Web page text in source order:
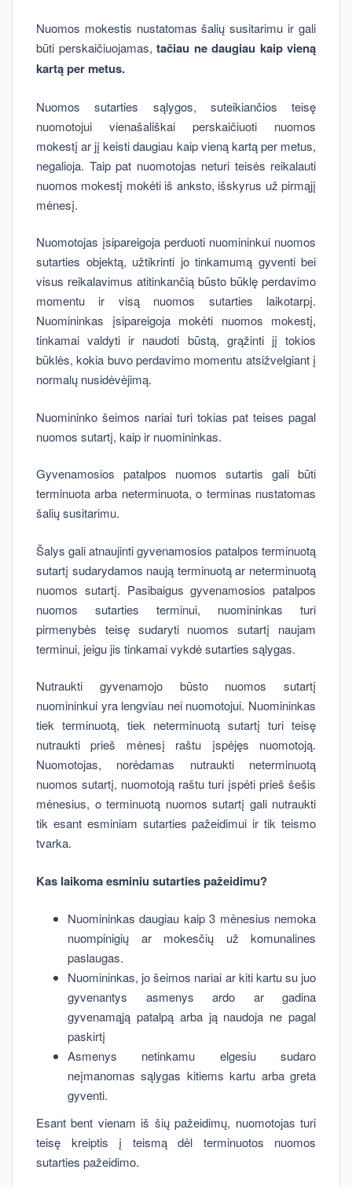
Nuomos mokestis nustatomas šalių susitarimu ir gali
būti perskaičiuojamas, tačiau ne daugiau kaip vieną
kartą per metus.
Nuomos sutarties sąlygos, suteikiančios teisę
nuomotojui vienašališkai perskaičiuoti nuomos
mokestį ar jį keisti daugiau kaip vieną kartą per metus,
negalioja. Taip pat nuomotojas neturi teisės reikalauti
nuomos mokestį mokėti iš anksto, išskyrus už pirmąjį
mėnesį.
Nuomotojas įsipareigoja perduoti nuomininkui nuomos
sutarties objektą, užtikrinti jo tinkamumą gyventi bei
visus reikalavimus atitinkančią būsto būklę perdavimo
momentu ir visą nuomos sutarties laikotarpį.
Nuomininkas įsipareigoja mokėti nuomos mokestį,
tinkamai valdyti ir naudoti būstą, grąžinti jį tokios
būklės, kokia buvo perdavimo momentu atsižvelgiant į
normalų nusidėvėjimą.
Nuomininko šeimos nariai turi tokias pat teises pagal
nuomos sutartį, kaip ir nuomininkas.
Gyvenamosios patalpos nuomos sutartis gali būti
terminuota arba neterminuota, o terminas nustatomas
šalių susitarimu.
Šalys gali atnaujinti gyvenamosios patalpos terminuotą
sutartį sudarydamos naują terminuotą ar neterminuotą
nuomos sutartį. Pasibaigus gyvenamosios patalpos
nuomos sutarties terminui, nuomininkas turi
pirmenybės teisę sudaryti nuomos sutartį naujam
terminui, jeigu jis tinkamai vykdė sutarties sąlygas.
Nutraukti gyvenamojo būsto nuomos sutartį
nuomininkui yra lengviau nei nuomotojui. Nuomininkas
tiek terminuotą, tiek neterminuotą sutartį turi teisę
nutraukti prieš mėnesį raštu įspėjęs nuomotoją.
Nuomotojas, norėdamas nutraukti neterminuotą
nuomos sutartį, nuomotoją raštu turi įspėti prieš šešis
mėnesius, o terminuotą nuomos sutartį gali nutraukti
tik esant esminiam sutarties pažeidimui ir tik teismo
tvarka.
Kas laikoma esminiu sutarties pažeidimu?
Nuomininkas daugiau kaip 3 mėnesius nemoka
nuompinigių ar mokesčių už komunalines
paslaugas.
Nuomininkas, jo šeimos nariai ar kiti kartu su juo
gyvenantys asmenys ardo ar gadina
gyvenamąją patalpą arba ją naudoja ne pagal
paskirtį
Asmenys netinkamu elgesiu sudaro
neįmanomas sąlygas kitiems kartu arba greta
gyventi.
Esant bent vienam iš šių pažeidimų, nuomotojas turi
teisę kreiptis į teismą dėl terminuotos nuomos
sutarties pažeidimo.